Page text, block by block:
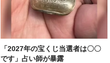
「2027年の宝くじ当選者は〇〇
です」占い師が暴露